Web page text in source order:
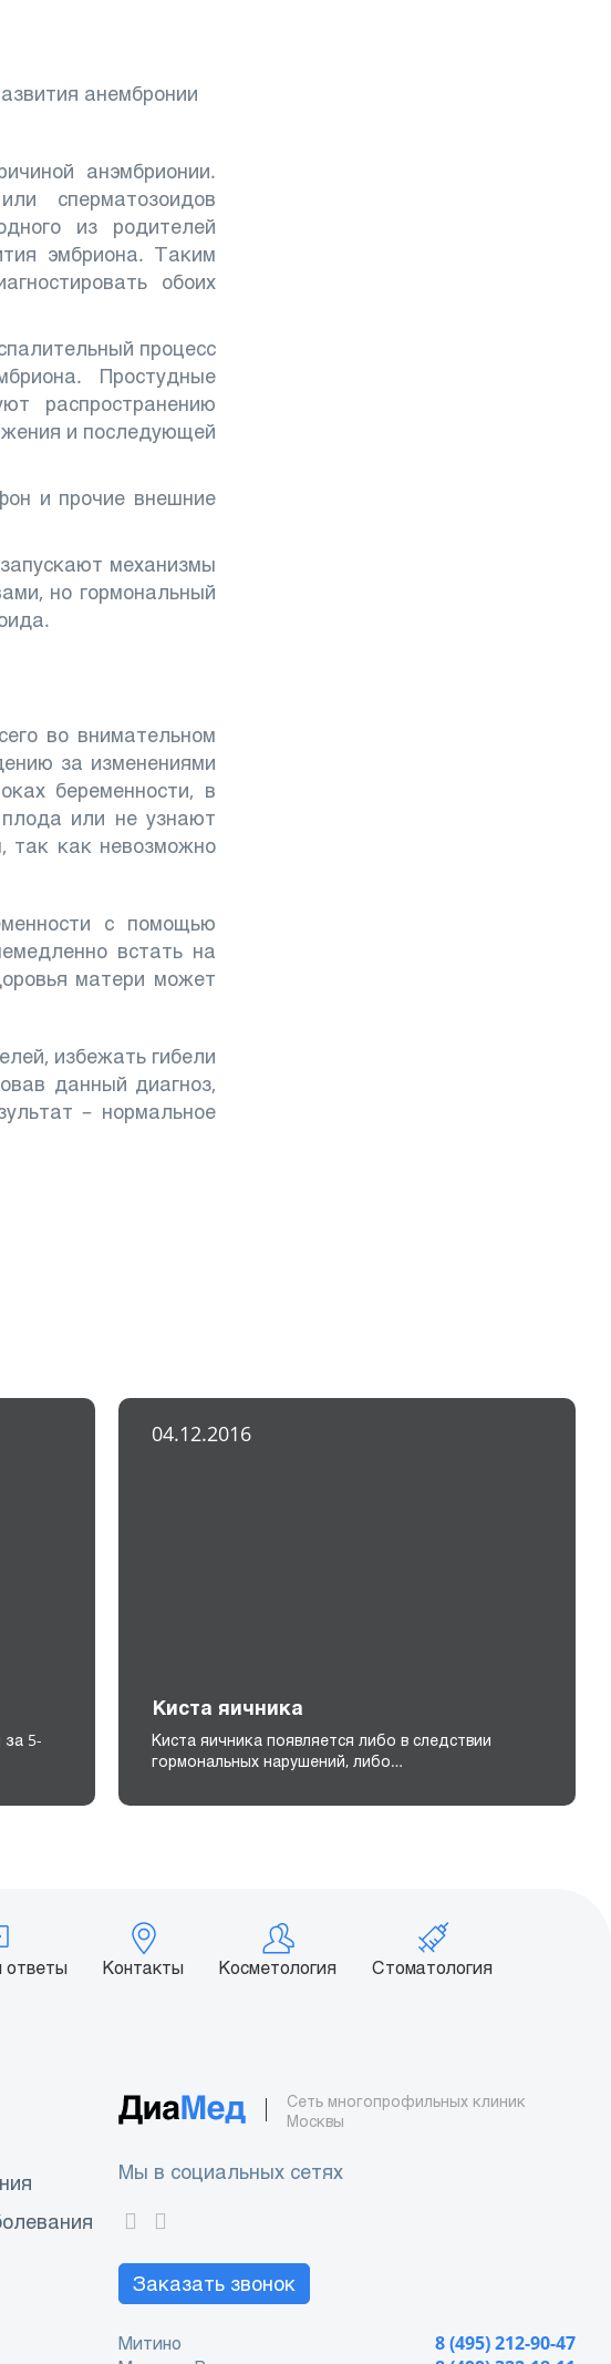
анэмбрионии.
сперматозоидов
из родителей
эмбриона. Таким
обоих
процесс
Простудные
распространению
и последующей
и прочие внешние
механизмы
но гормональный
во внимательном
за изменениями
беременности, в
или не узнают
так как невозможно
с помощью
встать на
матери может
избежать гибели
данный диагноз,
– нормальное
за 5-
04.12.2016
Киста яичника
Киста яичника появляется либо в следствии
гормональных нарушений, либо…
ответы Контакты Косметология Стоматология
Сеть многопрофильных клиник
Москвы
Мы в социальных сетях
Заказать звонок
8 (495) 212-90-47
Митино